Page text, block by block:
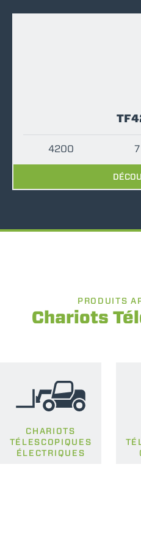
4200 7
PRODUITS
Chariots
CHARIOTS
TÉLESCOPIQUES
ÉLECTRIQUES